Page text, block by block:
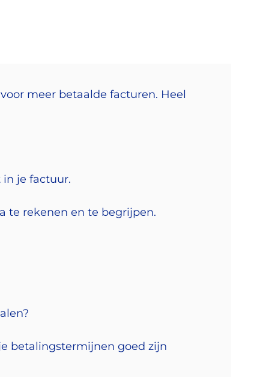
meer betaalde facturen. Heel
je factuur.
te rekenen en te begrijpen.
betalingstermijnen goed zijn